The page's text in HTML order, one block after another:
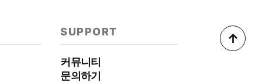
SUPPORT
커뮤니티
문의하기
↑